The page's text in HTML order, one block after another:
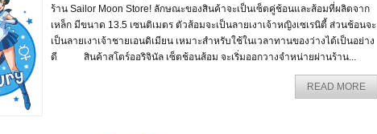
ร้าน Sailor Moon Store! ลักษณะของสินค้าจะเป็นเซ็ตคู่ช้อนและส้อมที่ผลิตจาก
เหล็ก มีขนาด 13.5 เซนติเมตร ตัวส้อมจะเป็นลายเงาเจ้าหญิงเซเรนิตี้ ส่วนช้อนจะ
เป็นลายเงาเจ้าชายเอนดิเมียน เหมาะสำหรับใช้ในเวลาทานของว่างได้เป็นอย่าง
ดี สินค้าสโตร์ออริจินัล เซ็ตช้อนส้อม จะเริ่มออกวางจำหน่ายผ่านร้าน...
READ MORE